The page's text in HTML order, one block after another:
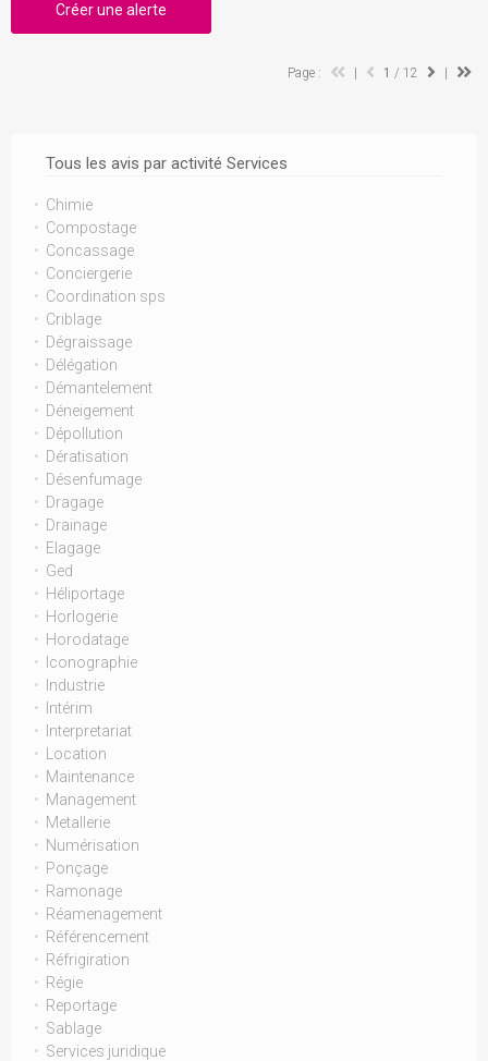
Tous les avis par activité Services
Chimie
Compostage
Concassage
Conciergerie
Coordination sps
Criblage
Dégraissage
Délégation
Démantelement
Déneigement
Dépollution
Dératisation
Désenfumage
Dragage
Drainage
Elagage
Ged
Héliportage
Horlogerie
Horodatage
Iconographie
Industrie
Intérim
Interpretariat
Location
Maintenance
Management
Metallerie
Numérisation
Ponçage
Ramonage
Réamenagement
Référencement
Réfrigiration
Régie
Reportage
Sablage
Services juridique
Créer une alerte
Page : 1 / 12